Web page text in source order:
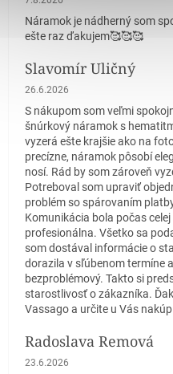
Náramok je nádherný som
ešte raz ďakujem🥰🥰🥰
Slavomír Uličný
Hodnotenie obchodu je 5 z 5
26.6.2026
S nákupom som veľmi
šnúrkový náramok s
vyzerá ešte krajšie ako na
precízne, náramok pôsobí
nosí. Rád by som zároveň
Potreboval som upraviť
problém so spárovaním
Komunikácia bola počas
profesionálna. Všetko sa
som dostával informácie o
dorazila v sľúbenom termíne
bezproblémový. Takto si
starostlivosť o zákazníka.
Vassago a určite u Vás
Radoslava Remová
Hodnotenie obchodu je 5 z 5
23.6.2026